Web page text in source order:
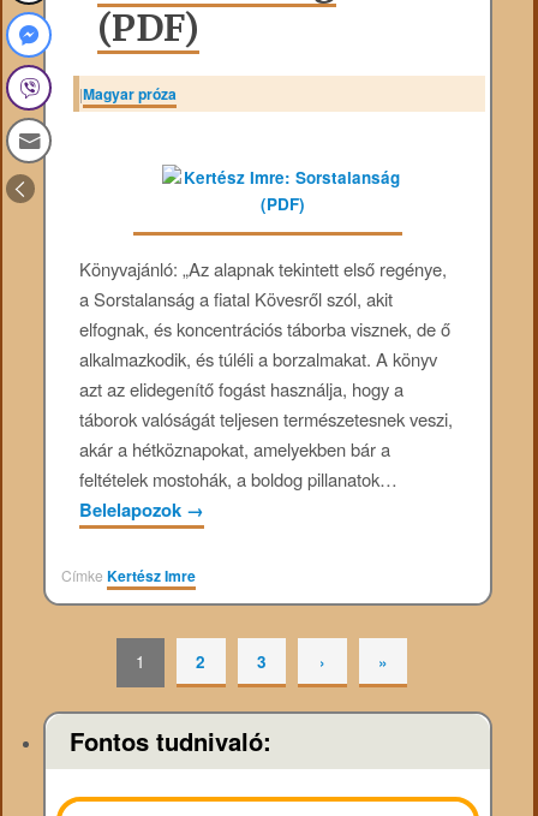
(PDF)
|Magyar próza
Könyvajánló: „Az alapnak tekintett első regénye,
a Sorstalanság a fiatal Kövesről szól, akit
elfognak, és koncentrációs táborba visznek, de ő
alkalmazkodik, és túléli a borzalmakat. A könyv
azt az elidegenítő fogást használja, hogy a
táborok valóságát teljesen természetesnek veszi,
akár a hétköznapokat, amelyekben bár a
feltételek mostohák, a boldog pillanatok…
Belelapozok →
CímkeKertész Imre
1 2 3 › »
Fontos tudnivaló: